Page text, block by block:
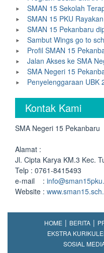
SMAN 15 Sekolah
SMAN 15 PKU
SMAN 15 Pekanbaru
Sambut Wings go to
Profil SMAN 15
Jalan Akses ke SMA
SMA Negeri 15
Penyelenggaraan UBK
Kontak Kami
SMA Negeri 15 Pekanbaru
Alamat :
Jl. Cipta Karya KM.3 Kec.
Telp : 0761-8415493
e-mail :
Website :
HOME BERITA
EKSTRA
SOSIAL